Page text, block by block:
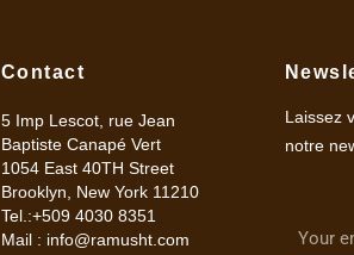
Contact
5 Imp Lescot, rue Jean
Baptiste Canapé Vert
1054 East 40TH Street
Brooklyn, New York 11210
Tel.:+509 4030 8351
Mail : info@ramusht.com
Laissez
notre